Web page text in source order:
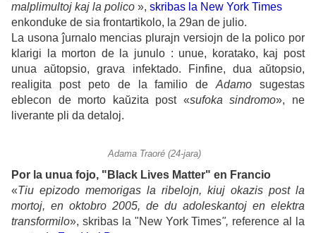
malplimultoj kaj la polico », skribas la New York Times
enkonduke de sia frontartikolo, la 29an de julio.
La usona ĵurnalo mencias plurajn versiojn de la polico por
klarigi la morton de la junulo : unue, koratako, kaj post
unua aŭtopsio, grava infektado. Finfine, dua aŭtopsio,
realigita post peto de la familio deAdamo sugestas
eblecon de morto kaŭzita post «sufoka sindromo», ne
liverante pli da detaloj.
Adama Traoré (24-jara)
Por la unua fojo, "Black Lives Matter" en Francio
«Tiu epizodo memorigas la ribelojn, kiuj okazis post la
mortoj, en oktobro 2005, de du adoleskantoj en elektra
transformilo», skribas la "New York Times", reference al la